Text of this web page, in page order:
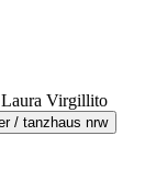
/ tanzhaus nrw